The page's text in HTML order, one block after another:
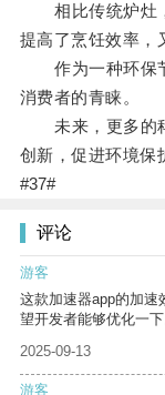
相比传统炉灶，
提高了烹饪效率，
作为一种环保节
消费者的青睐。
未来，更多的科
创新，促进环境保
#37#
评论
游客
这款加速器app的加速
望开发者能够优化一下
2025-09-13
游客